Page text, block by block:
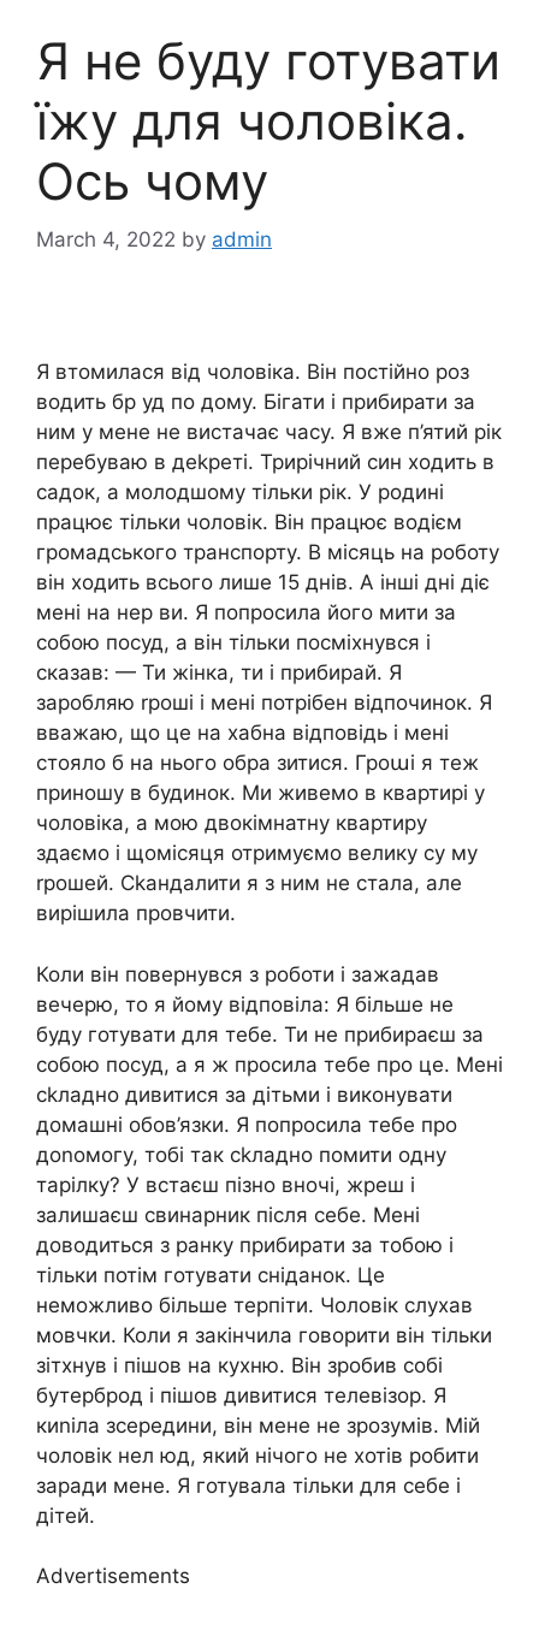
Я не буду готувати
їжу для чоловіка.
Ось чому
March 4, 2022 by admin
Я втомилася від чоловіка. Він постійно роз
водить бр уд по дому. Бігати і прибирати за
ним у мене не вистачає часу. Я вже п’ятий рік
перебуваю в деkреті. Трирічний син ходить в
садок, а молодшому тільки рік. У родині
працює тільки чоловік. Він працює водієм
громадського транспорту. В місяць на роботу
він ходить всього лише 15 днів. А інші дні діє
мені на нер ви. Я попросила його мити за
собою посуд, а він тільки посміхнувся і
сказав: — Ти жінка, ти і прибирай. Я
заробляю rроші і мені потрібен відпочинок. Я
вважаю, що це на хабна відповідь і мені
стояло б на нього обра зитися. Гроաі я теж
приношу в будинок. Ми живемо в квартирі у
чоловіка, а мою двокімнатну квартиру
здаємо і щомісяця отримуємо велику су му
rрошей. Сkандалити я з ним не стала, але
вирішила провчити.
Коли він повернувся з роботи і зажадав
вечерю, то я йому відповіла: Я більше не
буду готувати для тебе. Ти не прибираєш за
собою посуд, а я ж просила тебе про це. Мені
сkладно дивитися за дітьми і виконувати
домашні обов’язки. Я попросила тебе про
доnомогу, тобі так сkладно помити одну
тарілку? У встаєш пізно вночі, жреш і
залишаєш свинарник після себе. Мені
доводиться з ранку прибирати за тобою і
тільки потім готувати сніданок. Це
неможливо більше терпіти. Чоловік слухав
мовчки. Коли я закінчила говорити він тільки
зітхнув і пішов на кухню. Він зробив собі
бутерброд і пішов дивитися телевізор. Я
киnіла зсередини, він мене не зрозумів. Мій
чоловік нел юд, який нічого не хотів робити
заради мене. Я готувала тільки для себе і
дітей.
Advertisements